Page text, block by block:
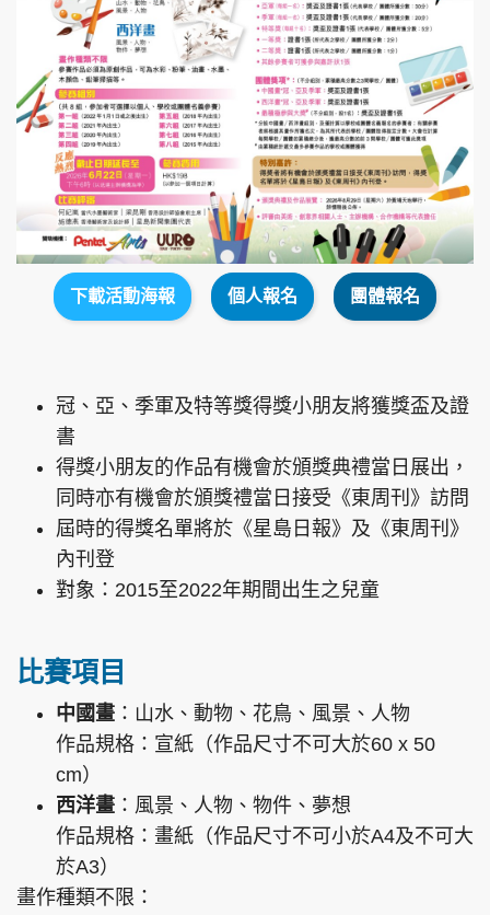
下載活動海報 個人報名 團體報名
冠、亞、季軍及特等獎得獎小朋友將獲獎盃及證
書
得獎小朋友的作品有機會於頒獎典禮當日展出，
同時亦有機會於頒獎禮當日接受《東周刊》訪問
屆時的得獎名單將於《星島日報》及《東周刊》
內刊登
對象：2015至2022年期間出生之兒童
比賽項目
中國畫 ：山水、動物、花鳥、風景、人物
作品規格：宣紙（作品尺寸不可大於60 x 50
cm）
西洋畫 ：風景、人物、物件、夢想
作品規格：畫紙（作品尺寸不可小於A4及不可大
於A3）
畫作種類不限：